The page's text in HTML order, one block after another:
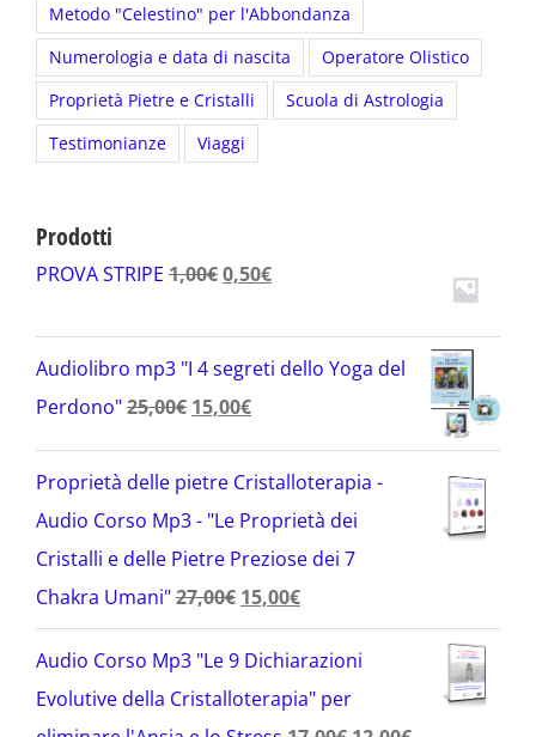
Metodo "Celestino" per l'Abbondanza
Numerologia e data di nascita
Operatore Olistico
Proprietà Pietre e Cristalli
Scuola di Astrologia
Testimonianze
Viaggi
Prodotti
PROVA STRIPE 1,00€Il
era:
0,50€Il
Audiolibro mp3 "I 4 segreti dello Yoga del
Perdono"25,00€ Il
prezzo
originale
era:
25,00€.
15,00€Il
prezzo
attuale
è:
15,00€.
Proprietà delle pietre Cristalloterapia -
Audio Corso Mp3 - "Le Proprietà dei
Cristalli e delle Pietre Preziose dei 7
Chakra Umani"27,00€ Il
prezzo
originale
era:
15,00€Il
prezzo
attuale
è:
Audio Corso Mp3 "Le 9 Dichiarazioni
Evolutive della Cristalloterapia" per